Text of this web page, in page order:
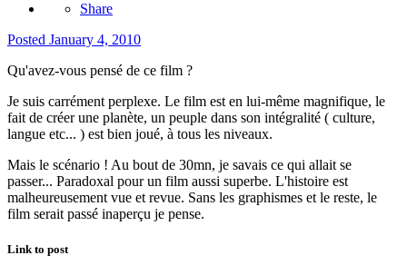
Share
Posted January 4, 2010
Qu'avez-vous pensé de ce film ?
Je suis carrément perplexe. Le film est en lui-même magnifique, le
fait de créer une planète, un peuple dans son intégralité ( culture,
langue etc... ) est bien joué, à tous les niveaux.
Mais le scénario ! Au bout de 30mn, je savais ce qui allait se
passer... Paradoxal pour un film aussi superbe. L'histoire est
malheureusement vue et revue. Sans les graphismes et le reste, le
film serait passé inaperçu je pense.
Link to post